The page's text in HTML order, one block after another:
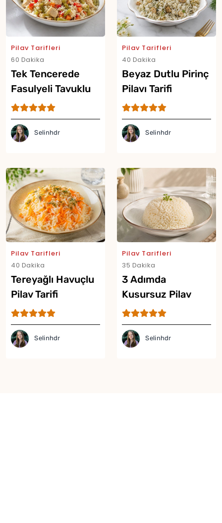
Pilav Tarifleri
60 Dakika
Tek Tencerede
Fasulyeli Tavuklu
Pilav Tarifi
Selinhdr
Pilav Tarifleri
40 Dakika
Beyaz Dutlu Pirinç
Pilavı Tarifi
Selinhdr
Pilav Tarifleri
40 Dakika
Tereyağlı Havuçlu
Pilav Tarifi
Selinhdr
Pilav Tarifleri
35 Dakika
3 Adımda
Kusursuz Pilav
Tarifi
Selinhdr